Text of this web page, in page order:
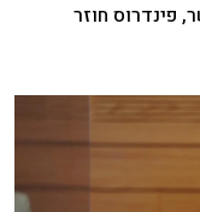
פינדרוס חוזר